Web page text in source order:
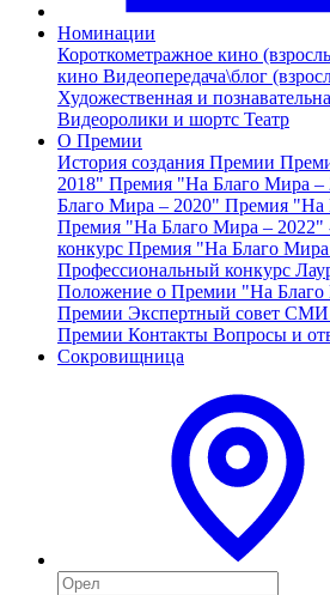
Номинации
Короткометражное кино
кино Видеопередача\блог
Художественная и
Видеоролики и шортс Театр
О Премии
История создания Премии
2018" Премия "На Благо Мира –
Благо Мира – 2020" Премия "На
Премия "На Благо Мира – 2022"
конкурс Премия "На Благо
Профессиональный конкурс
Положение о Премии "На
Премии Экспертный совет СМИ
Премии Контакты Вопросы и
Сокровищница